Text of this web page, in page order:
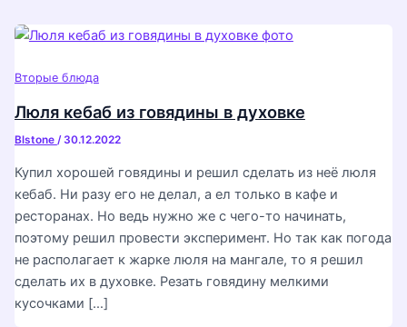
Вторые блюда
Люля кебаб из говядины в духовке
Blstone / 30.12.2022
Купил хорошей говядины и решил сделать из неё люля
кебаб. Ни разу его не делал, а ел только в кафе и
ресторанах. Но ведь нужно же с чего-то начинать,
поэтому решил провести эксперимент. Но так как погода
не располагает к жарке люля на мангале, то я решил
сделать их в духовке. Резать говядину мелкими
кусочками […]